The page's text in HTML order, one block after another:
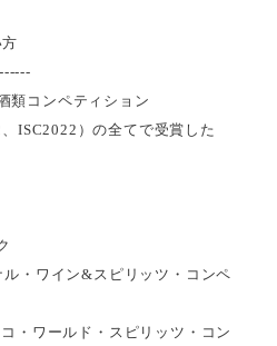
類コンペティション
、ISC2022）の全てで受賞した
ル・ワイン&スピリッツ・コンペ
・ワールド・スピリッツ・コン